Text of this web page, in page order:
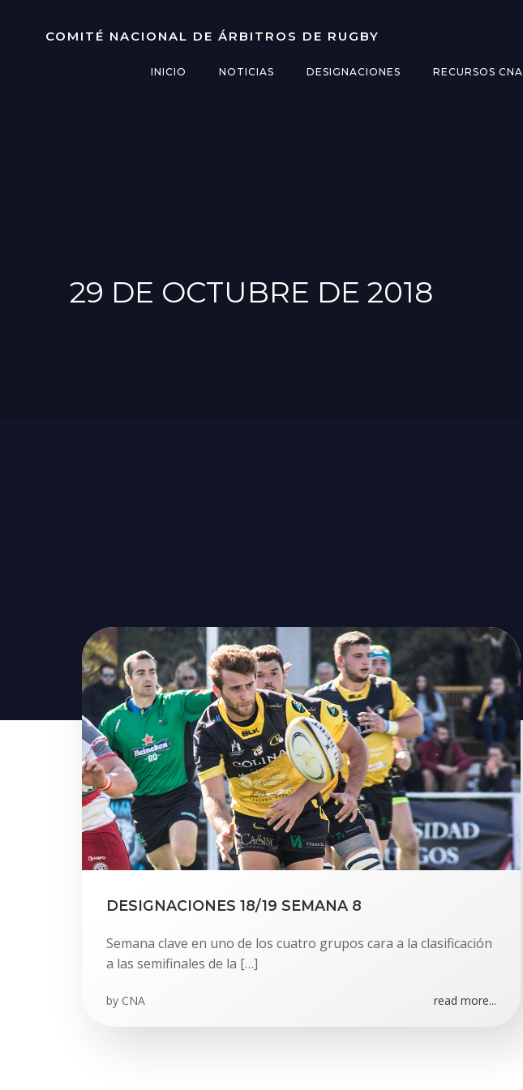
COMITÉ NACIONAL DE ÁRBITROS DE RUGBY
INICIO NOTICIAS DESIGNACIONES RECURSOS CNA
29 DE OCTUBRE DE 2018
DESIGNACIONES 18/19 SEMANA 8
Semana clave en uno de los cuatro grupos cara a la clasificación
a las semifinales de la […]
by CNA read more...